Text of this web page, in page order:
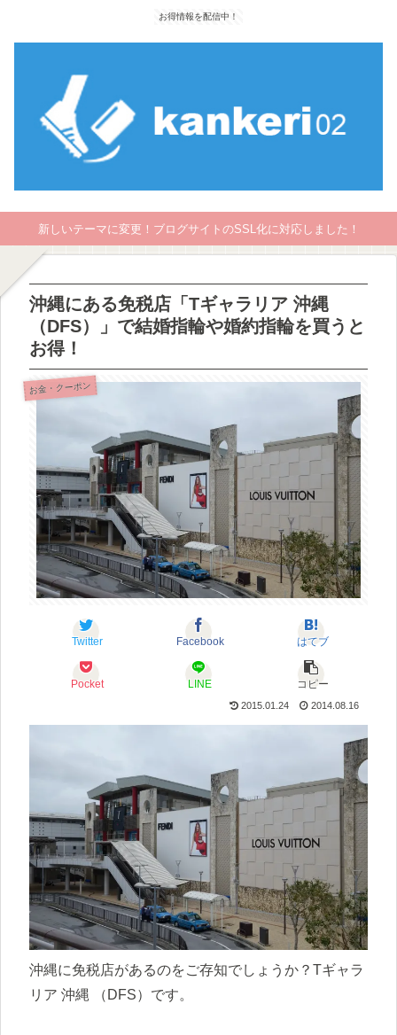
お得情報を配信中！
新しいテーマに変更！ブログサイトのSSL化に対応しました！
沖縄にある免税店「Tギャラリア 沖縄
（DFS）」で結婚指輪や婚約指輪を買うと
お得！
お金・クーポン
Twitter Facebook はてブ
Pocket LINE コピー
2015.01.24 2014.08.16
沖縄に免税店があるのをご存知でしょうか？Tギャラ
リア 沖縄 （DFS）です。